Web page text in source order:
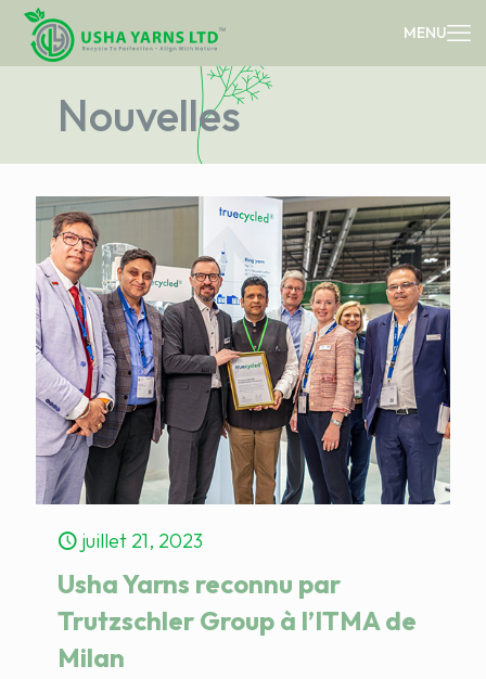
Nouvelles
juillet 21, 2023
Usha Yarns reconnu par
Trutzschler Group à l’ITMA de
Milan